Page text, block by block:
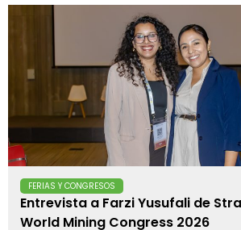
FERIAS Y CONGRESOS
Entrevista a Farzi Yusufali de
World Mining Congress 2026